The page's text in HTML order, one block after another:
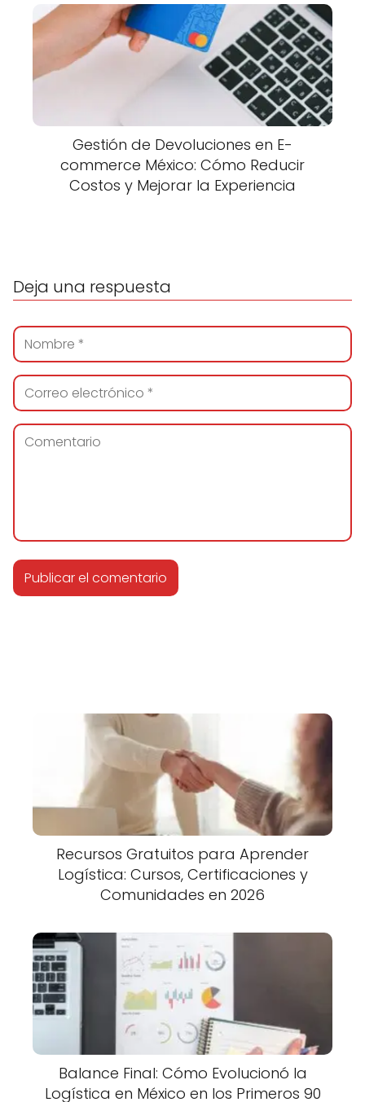
Gestión de Devoluciones en E-
commerce México: Cómo Reducir
Costos y Mejorar la Experiencia
Deja una respuesta
Recursos Gratuitos para Aprender
Logística: Cursos, Certificaciones y
Comunidades en 2026
Balance Final: Cómo Evolucionó la
Logística en México en los Primeros 90